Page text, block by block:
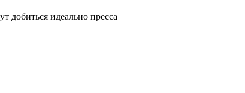
добиться идеально пресса